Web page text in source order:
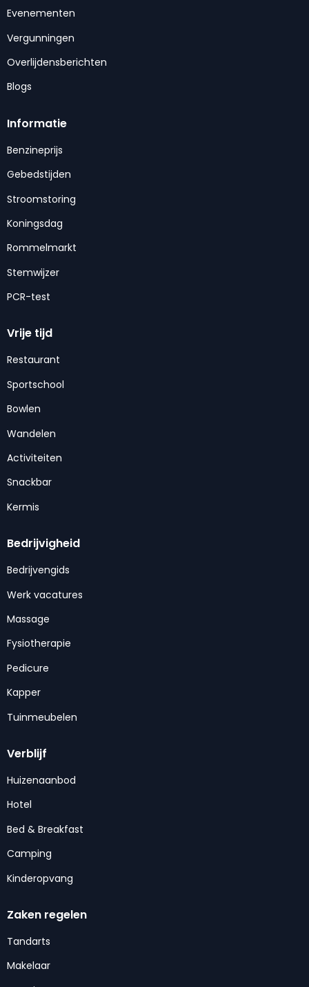
Evenementen
Vergunningen
Overlijdensberichten
Blogs
Informatie
Benzineprijs
Gebedstijden
Stroomstoring
Koningsdag
Rommelmarkt
Stemwijzer
PCR-test
Vrije tijd
Restaurant
Sportschool
Bowlen
Wandelen
Activiteiten
Snackbar
Kermis
Bedrijvigheid
Bedrijvengids
Werk vacatures
Massage
Fysiotherapie
Pedicure
Kapper
Tuinmeubelen
Verblijf
Huizenaanbod
Hotel
Bed & Breakfast
Camping
Kinderopvang
Zaken regelen
Tandarts
Makelaar